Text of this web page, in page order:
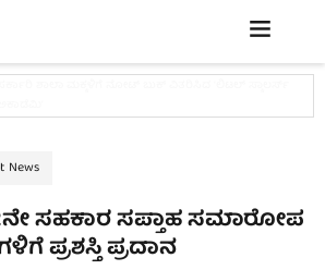
News
ಸಹಕಾರ ಸಪ್ತಾಹ ಸಮಾರೋಪ
ಪ್ರಶಸ್ತಿ ಪ್ರದಾನ